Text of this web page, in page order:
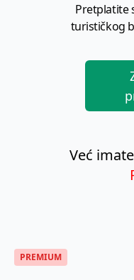
Pretplatite
turističkog
Već
PREMIUM